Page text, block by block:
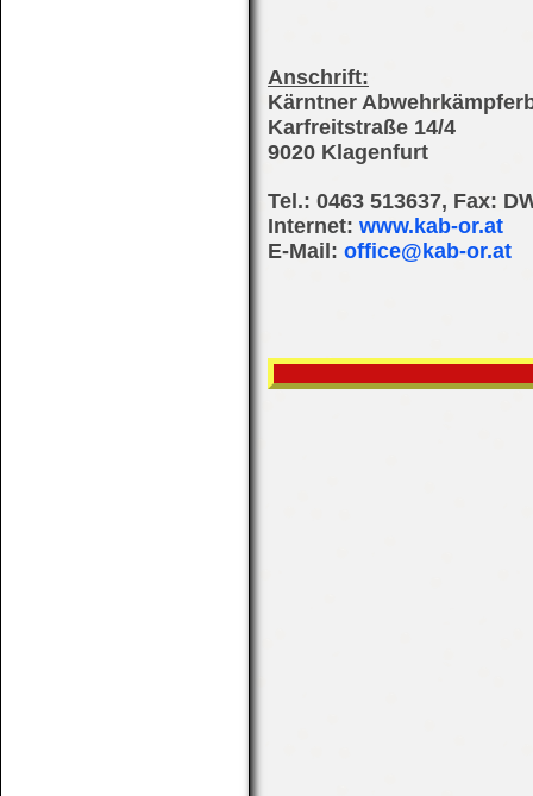
Anschrift:
Kärntner
Karfreitstraße 14/4
9020 Klagenfurt
Tel.: 0463 513637, Fax:
Internet: www.kab-or.at
E-Mail: office@kab-or.at